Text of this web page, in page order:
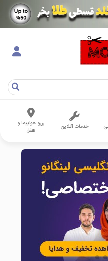
خدمات آنلاین
رزرو هواپیما و
هتل